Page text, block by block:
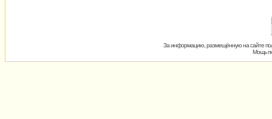
За информацию, размещённую на сайте
Мощь